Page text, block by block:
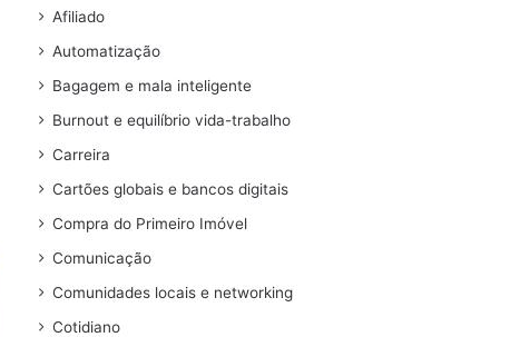
Afiliado
Automatização
Bagagem e mala inteligente
Burnout e equilíbrio vida-trabalho
Carreira
Cartões globais e bancos digitais
Compra do Primeiro Imóvel
Comunicação
Comunidades locais e networking
Cotidiano